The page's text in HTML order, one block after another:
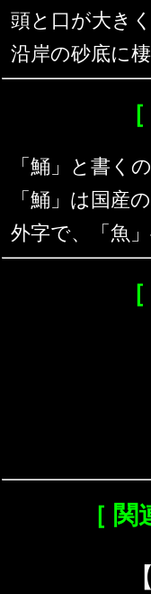
頭と口が大き
沿岸の砂底に棲
「鯒」と書く
「鯒」は国産の
外字で、「魚
［
【